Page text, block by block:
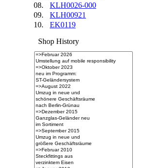
08.
KLH0026-000
09.
KLH00921
10.
EK0119
Shop History